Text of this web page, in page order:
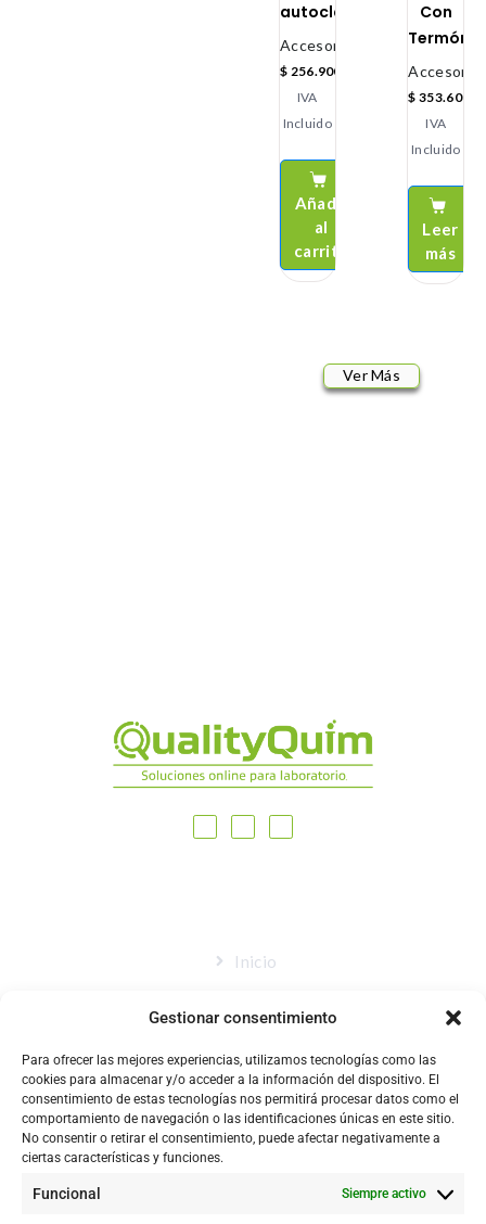
Gestionar consentimiento
Para ofrecer las mejores experiencias, utilizamos tecnologías como las
cookies para almacenar y/o acceder a la información del dispositivo. El
consentimiento de estas tecnologías nos permitirá procesar datos como el
comportamiento de navegación o las identificaciones únicas en este sitio.
No consentir o retirar el consentimiento, puede afectar negativamente a
ciertas características y funciones.
Funcional Siempre activo
autoclavables
Accesorios
$ 256.900
IVA
Incluido
Añadir
al
carrito
Con
$ 353.600
IVA
Incluido
Leer
más
Ver Más
Inicio
Catálogo
Blog
Contacto